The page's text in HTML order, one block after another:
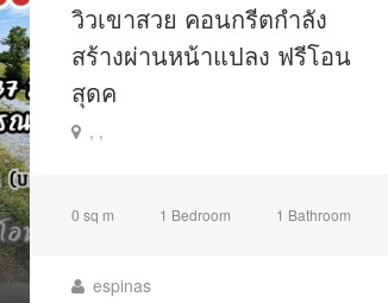
วิวเขาสวย คอนกรีตกำลัง
สร้างผ่านหน้าแปลง ฟรีโอน
สุดค
, ,
0 sq m 1 Bedroom 1 Bathroom
espinas